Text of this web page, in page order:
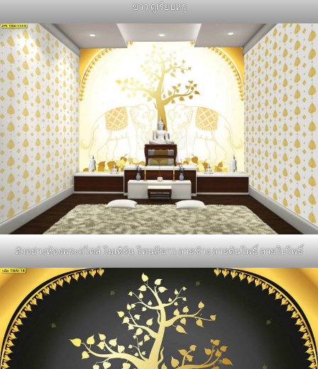
ขาว ดูเรียบหรู
ตัวอย่างห้องพระสไตล์ โมเดิร์น โทนสีขาว ลายช้าง ลายต้นโพธิ์ ลายใบโพธิ์